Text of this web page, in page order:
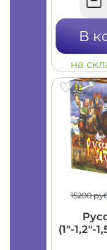
В
на
15200
(1"-1,2"-